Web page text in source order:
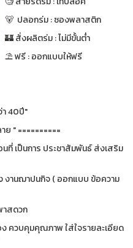
🐻 ปลอกร่ม : ซองพลาสติก
🏰 สั่งผลิตร่ม : ไม่มีขั้นต่ำ
⛱ ฟรี : ออกแบบให้ฟรี
40ปี"
" ==========
ที่ เป็นการ ประชาสัมพันธ์ ส่งเสริม
งานฌาปนกิจ ( ออกแบบ ข้อความ
าสดวก
ควบคุมคุณภาพ ใส่ใจรายละเอียด